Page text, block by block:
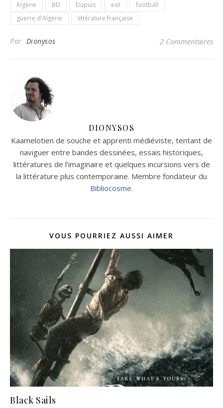
Algérie BD Dupuis exil
football
guerre d'Algérie
littérature française
Par Dionysos 2 Commentaires
DIONYSOS
Kaamelotien de souche et apprenti médiéviste, tentant de
naviguer entre bandes dessinées, essais historiques,
littératures de l’imaginaire et quelques incursions vers de
la littérature plus contemporaine. Membre fondateur du
Bibliocosme.
VOUS POURRIEZ AUSSI AIMER
Black Sails